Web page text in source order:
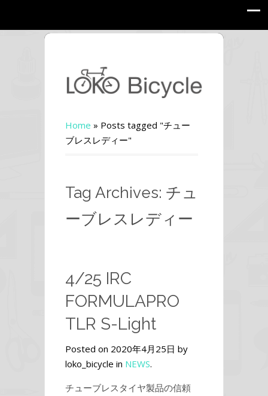
Home » Posts tagged "チュー
ブレスレディー"
Tag Archives: チュ
ーブレスレディー
4/25 IRC
FORMULAPRO
TLR S-Light
Posted on 2020年4月25日 by
loko_bicycle in NEWS.
チューブレスタイヤ製品の信頼